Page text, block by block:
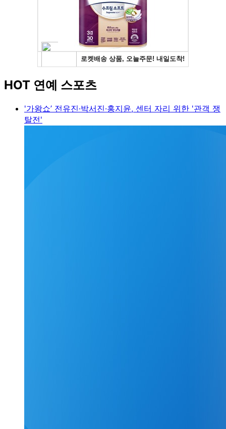
HOT 연예 스포츠
'가왕쇼’ 전유진·박서진·홍지윤, 센터 자리 위한 '관객 쟁
탈전'